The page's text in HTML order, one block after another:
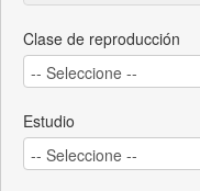
Clase de reproducción
Estudio